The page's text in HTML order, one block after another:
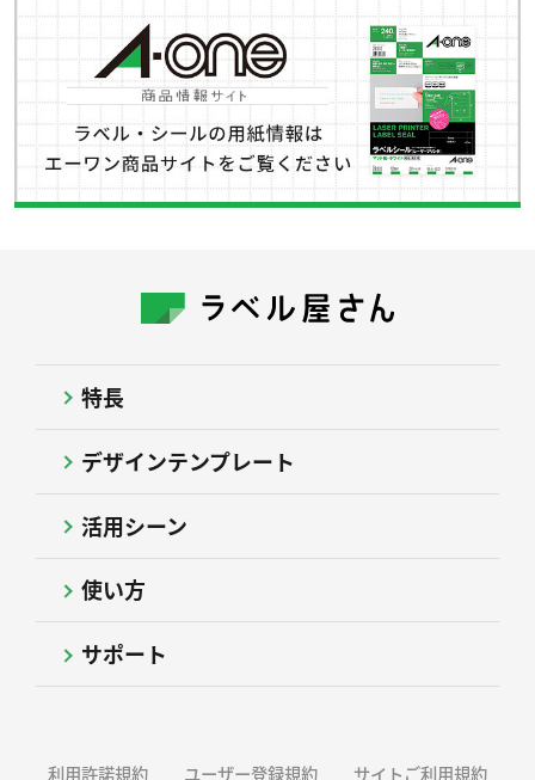
特長
デザインテンプレート
活用シーン
使い方
サポート
利用許諾規約 ユーザー登録規約 サイトご利用規約